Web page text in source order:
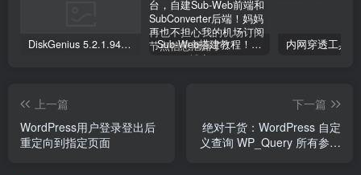
DiskGenius 5.2.1.941 专业版下载+序列号注册文件激活 Sub-Web搭建教程！自行搭建Clash订阅转换平台，自建Sub-Web前端和SubConverter后端！妈妈再也不担心我的机场订阅节点信息泄露了！
上一篇
WordPress用户登录登出后
重定向到指定页面
下一篇
绝对干货：WordPress 自定
义查询 WP_Query 所有参数